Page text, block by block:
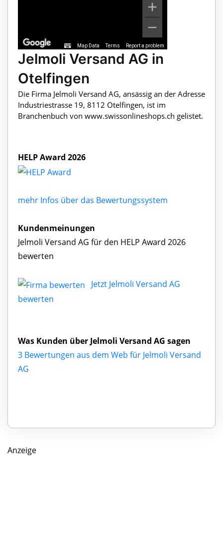
Map Data Terms Report a problem
Jelmoli Versand AG in
Otelfingen
Die Firma Jelmoli Versand AG, ansässig an der Adresse
Industriestrasse 19, 8112 Otelfingen, ist im
Branchenbuch von www.swissonlineshops.ch gelistet.
HELP Award 2026
mehr Infos über das Bewertungssystem
Kundenmeinungen
Jelmoli Versand AG für den HELP Award 2026
bewerten
Jetzt Jelmoli Versand AG
bewerten
Was Kunden über Jelmoli Versand AG sagen
3 Bewertungen aus dem Web für Jelmoli Versand
AG
Anzeige